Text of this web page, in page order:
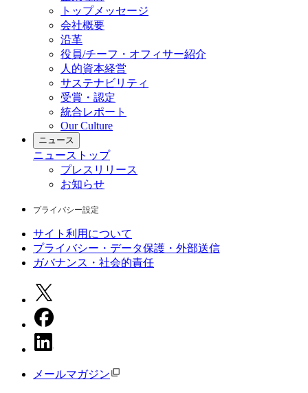
トップメッセージ
会社概要
沿革
役員/チーフ・オフィサー紹介
人的資本経営
サステナビリティ
受賞・認定
統合レポート
Our Culture
ニュース
ニュース トップ
プレスリリース
お知らせ
プライバシー設定
サイト利用について
プライバシー・データ保護・外部送信
ガバナンス・社会的責任
メールマガジン